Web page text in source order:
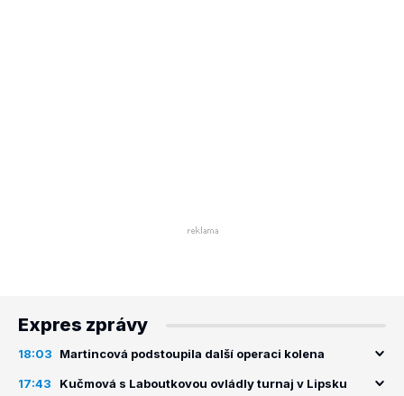
Expres zprávy
18:03 Martincová podstoupila další operaci kolena
17:43 Kučmová s Laboutkovou ovládly turnaj v Lipsku